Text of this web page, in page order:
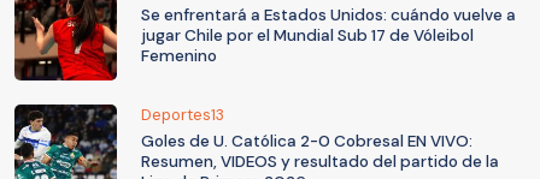
Se enfrentará a Estados Unidos: cuándo vuelve a
jugar Chile por el Mundial Sub 17 de Vóleibol
Femenino
Deportes13
Goles de U. Católica 2-0 Cobresal EN VIVO:
Resumen, VIDEOS y resultado del partido de la